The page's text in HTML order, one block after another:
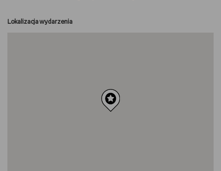
Lokalizacja wydarzenia